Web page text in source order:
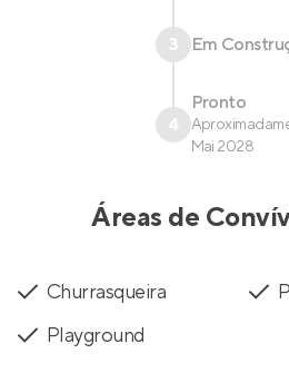
3 Em
4
Pronto
Mai 2028
Áreas de
Churrasqueira
Playground